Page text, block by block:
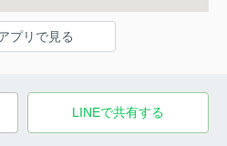
プリで見る
LINEで共有する